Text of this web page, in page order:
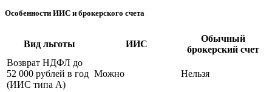
Особенности ИИС и брокерского счета
Вид льготы ИИС
Обычный
брокерский счет
Возврат НДФЛ до
52 000 рублей в год
(ИИС типа А)
Можно Нельзя